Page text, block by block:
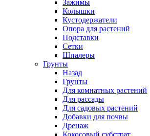
Зажимы
Колышки
Кустодержатели
Опора для растений
Подставки
Сетки
Шпалеры
Грунты
Назад
Грунты
Для комнатных растений
Для рассады
Для садовых растений
Добавки для почвы
Дренаж
Кокосовый субстрат